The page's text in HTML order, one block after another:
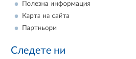
Полезна информация
Карта на сайта
Партньори
Следете ни